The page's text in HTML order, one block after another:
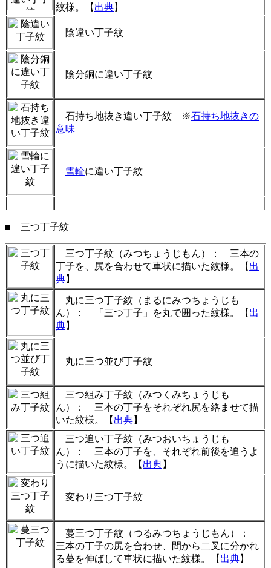
紋様。【 出典】
陰違い丁子紋
陰分銅に違い丁子紋
石持ち地抜き違い丁子紋 ※石持ち地抜きの
意味
雪輪に違い丁子紋
■ 三つ丁子紋
三つ丁子紋（みつちょうじもん）： 三本の
丁子を、尻を合わせて車状に描いた紋様。【 出
典】
丸に三つ丁子紋（まるにみつちょうじも
ん）： 「三つ丁子」を丸で囲った紋様。【 出
典】
丸に三つ並び丁子紋
三つ組み丁子紋（みつくみちょうじも
ん）： 三本の丁子をそれぞれ尻を絡ませて描
いた紋様。【 出典】
三つ追い丁子紋（みつおいちょうじも
ん）： 三本の丁子を、それぞれ前後を追うよ
うに描いた紋様。【 出典】
変わり三つ丁子紋
蔓三つ丁子紋（つるみつちょうじもん）：
三本の丁子の尻を合わせ、間から二叉に分かれ
る蔓を伸ばして車状に描いた紋様。【 出典】